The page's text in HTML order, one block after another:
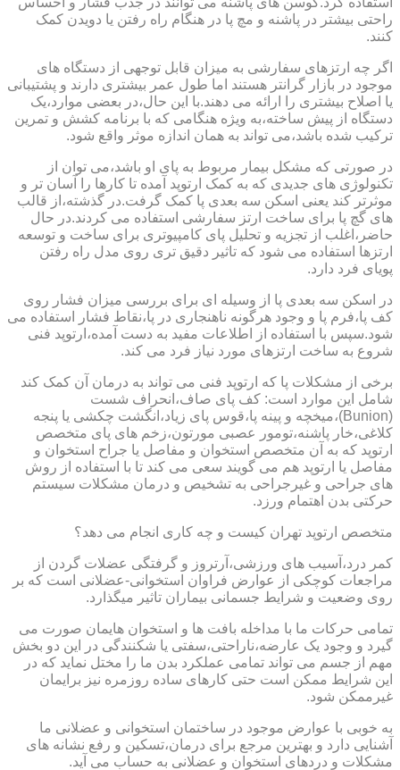
راحتی بیشتر در پاشنه و مچ پا در هنگام راه رفتن یا دویدن کمک
کنند.
اگر چه ارتزهای سفارشی به میزان قابل توجهی از دستگاه های
موجود در بازار گرانتر هستند اما طول عمر بیشتری دارند و پشتیبانی
یا اصلاح بیشتری را ارائه می دهند.با این حال،در بعضی موارد،یک
دستگاه از پیش ساخته،به ویژه هنگامی که با برنامه کشش و تمرین
ترکیب شده باشد،می تواند به همان اندازه موثر واقع شود.
در صورتی که مشکل بیمار مربوط به پای او باشد،می توان از
تکنولوژی های جدیدی که به کمک ارتوپد آمده تا کارها را آسان تر و
موثرتر کند یعنی اسکن سه بعدی پا کمک گرفت.در گذشته،از قالب
های گچ پا برای ساخت ارتز سفارشی استفاده می کردند.در حال
حاضر،اغلب از تجزیه و تحلیل پای کامپیوتری برای ساخت و توسعه
ارتزها استفاده می شود که تاثیر دقیق تری روی مدل راه رفتن
پویای فرد دارد.
در اسکن سه بعدی پا از وسیله ای برای بررسی میزان فشار روی
کف پا،فرم پا و وجود هرگونه ناهنجاری در پا،نقاط فشار استفاده می
شود.سپس با استفاده از اطلاعات مفید به دست آمده،ارتوپد فنی
شروع به ساخت ارتزهای مورد نیاز فرد می کند.
برخی از مشکلات پا که ارتوپد فنی می تواند به درمان آن کمک کند
شامل این موارد است: کف پای صاف،انحراف شست
(Bunion)،میخچه و پینه پا،قوس پای زیاد،انگشت چکشی یا پنجه
کلاغی،خار پاشنه،تومور عصبی مورتون،زخم های پای متخصص
ارتوپد که به آن متخصص استخوان و مفاصل یا جراح استخوان و
مفاصل یا ارتوپد هم می گویند سعی می کند تا با استفاده از روش
های جراحی و غیرجراحی به تشخیص و درمان مشکلات سیستم
حرکتی بدن اهتمام ورزد.
متخصص ارتوپد تهران کیست و چه کاری انجام می دهد؟
کمر درد،آسیب های ورزشی،آرتروز و گرفتگی عضلات گردن از
مراجعات کوچکی از عوارض فراوان استخوانی-عضلانی است که بر
روی وضعیت و شرایط جسمانی بیماران تاثیر میگذارد.
تمامی حرکات ما با مداخله بافت ها و استخوان هایمان صورت می
گیرد و وجود یک عارضه،ناراحتی،سفتی یا شکنندگی در این دو بخش
مهم از جسم می تواند تمامی عملکرد بدن ما را مختل نماید که در
این شرایط ممکن است حتی کارهای ساده روزمره نیز برایمان
غیرممکن شود.
به خوبی با عوارض موجود در ساختمان استخوانی و عضلانی ما
آشنایی دارد و بهترین مرجع برای درمان،تسکین و رفع نشانه های
مشکلات و دردهای استخوان و عضلانی به حساب می آید.